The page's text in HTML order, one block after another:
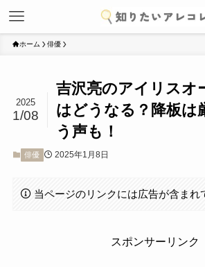
ホーム 俳優
吉沢亮のアイリスオ
はどうなる？降板は
う声も！
2025
1/08
俳優 2025年1月8日
当ページのリンクには広告が含まれ
スポンサーリンク